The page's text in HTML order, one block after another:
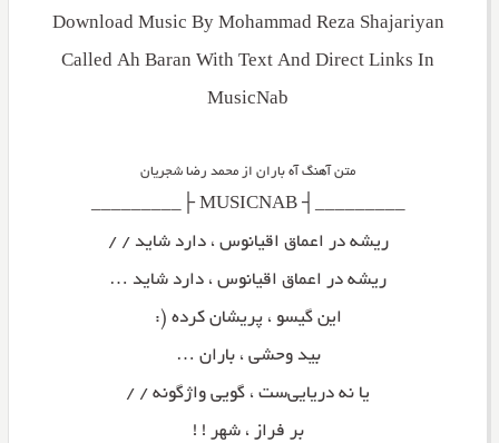
Download Music By Mohammad Reza Shajariyan
Called Ah Baran With Text And Direct Links In
MusicNab
متن آهنگ آه باران از محمد رضا شجریان
_________┤ MUSICNAB ├_________
ریشه در اعماق اقیانوس ، دارد شاید / /
ریشه در اعماق اقیانوس ، دارد شاید …
این گیسو ، پریشان‌ کرده (:
بید وحشی ، باران …
یا نه دریایی‌ست ، گویی واژگونه / /
بر فراز ، شهر ! !